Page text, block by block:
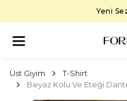
Yeni
Üst Giyim
T-Shirt
Beyaz Kolu Ve Eteği